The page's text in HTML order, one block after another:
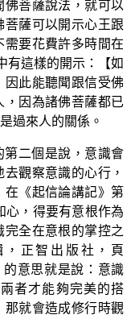
菩薩說法，就可以
薩可以開示心王跟
要花費許多時間在
有這樣的開示：【如
因此能聽聞跟信受佛
，因為諸佛菩薩都已
過來人的關係。
二個是說，意識會
觀察意識的心行，
在《起信論講記》第
心，得要有意根作為
全在意根的掌控之
正智出版社，頁
意思就是說：意識
者才能夠完美的搭
那就會造成修行時觀